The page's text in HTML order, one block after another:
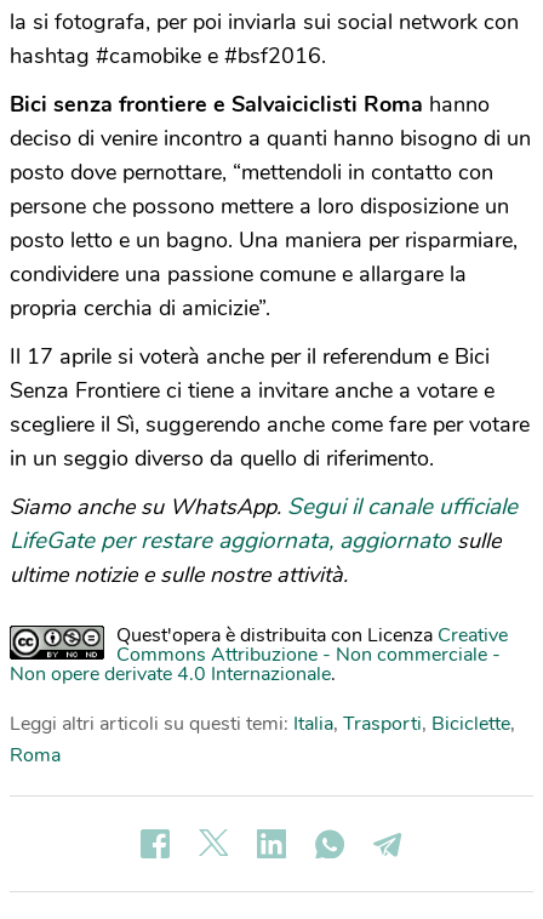
la si fotografa, per poi inviarla sui social network con
hashtag #camobike e #bsf2016.
Bici senza frontiere e Salvaiciclisti Roma hanno
deciso di venire incontro a quanti hanno bisogno di un
posto dove pernottare, “mettendoli in contatto con
persone che possono mettere a loro disposizione un
posto letto e un bagno. Una maniera per risparmiare,
condividere una passione comune e allargare la
propria cerchia di amicizie”.
Il 17 aprile si voterà anche per il referendum e Bici
Senza Frontiere ci tiene a invitare anche a votare e
scegliere il Sì, suggerendo anche come fare per votare
in un seggio diverso da quello di riferimento.
Siamo anche su WhatsApp. Segui il canale ufficiale
LifeGate per restare aggiornata, aggiornato sulle
ultime notizie e sulle nostre attività.
Quest'opera è distribuita con Licenza Creative
Commons Attribuzione - Non commerciale -
Non opere derivate 4.0 Internazionale.
Leggi altri articoli su questi temi: Italia, Trasporti, Biciclette,
Roma